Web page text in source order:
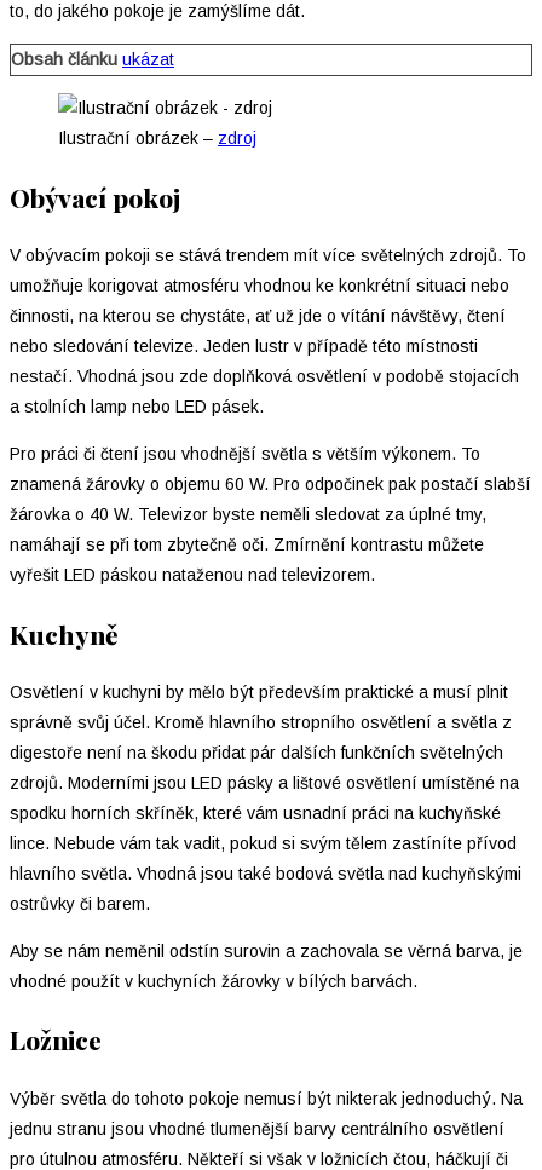
to, do jakého pokoje je zamýšlíme dát.
Obsah článku ukázat
Ilustrační obrázek – zdroj
Obývací pokoj
V obývacím pokoji se stává trendem mít více světelných zdrojů. To
umožňuje korigovat atmosféru vhodnou ke konkrétní situaci nebo
činnosti, na kterou se chystáte, ať už jde o vítání návštěvy, čtení
nebo sledování televize. Jeden lustr v případě této místnosti
nestačí. Vhodná jsou zde doplňková osvětlení v podobě stojacích
a stolních lamp nebo LED pásek.
Pro práci či čtení jsou vhodnější světla s větším výkonem. To
znamená žárovky o objemu 60 W. Pro odpočinek pak postačí slabší
žárovka o 40 W. Televizor byste neměli sledovat za úplné tmy,
namáhají se při tom zbytečně oči. Zmírnění kontrastu můžete
vyřešit LED páskou nataženou nad televizorem.
Kuchyně
Osvětlení v kuchyni by mělo být především praktické a musí plnit
správně svůj účel. Kromě hlavního stropního osvětlení a světla z
digestoře není na škodu přidat pár dalších funkčních světelných
zdrojů. Moderními jsou LED pásky a lištové osvětlení umístěné na
spodku horních skříněk, které vám usnadní práci na kuchyňské
lince. Nebude vám tak vadit, pokud si svým tělem zastíníte přívod
hlavního světla. Vhodná jsou také bodová světla nad kuchyňskými
ostrůvky či barem.
Aby se nám neměnil odstín surovin a zachovala se věrná barva, je
vhodné použít v kuchyních žárovky v bílých barvách.
Ložnice
Výběr světla do tohoto pokoje nemusí být nikterak jednoduchý. Na
jednu stranu jsou vhodné tlumenější barvy centrálního osvětlení
pro útulnou atmosféru. Někteří si však v ložnicích čtou, háčkují či